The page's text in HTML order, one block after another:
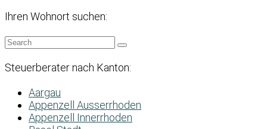
Ihren Wohnort suchen:
Steuerberater nach Kanton:
Aargau
Appenzell Ausserrhoden
Appenzell Innerrhoden